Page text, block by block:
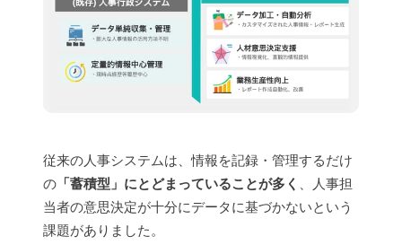
従来の人事システムは、情報を記録・管理するだけ
の 「蓄積型」にとどまっていることが多く
、人事担
当者の意思決定が十分にデータに基づかないという
課題がありました。